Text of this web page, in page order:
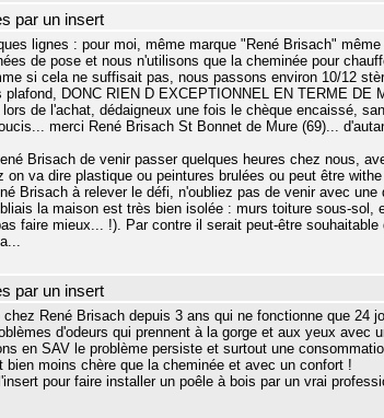
par un insert
lignes : pour moi, même marque "René Brisach"
de pose et nous n'utilisons que la cheminée pour
si cela ne suffisait pas, nous passons environ 10/12
plafond, DONC RIEN D EXCEPTIONNEL EN TERME DE
de l'achat, dédaigneux une fois le chèque encaissé,
merci René Brisach St Bonnet de Mure (69)...
Brisach de venir passer quelques heures chez nous,
on va dire plastique ou peintures brulées ou peut être
Brisach à relever le défi, n'oubliez pas de venir avec une
la maison est très bien isolée : murs toiture sous-sol,
faire mieux... !). Par contre il serait peut-être
par un insert
René Brisach depuis 3 ans qui ne fonctionne que 24
d'odeurs qui prennent à la gorge et aux yeux avec
en SAV le problème persiste et surtout une
bien moins chère que la cheminée et avec un confort !
pour faire installer un poêle à bois par un vrai